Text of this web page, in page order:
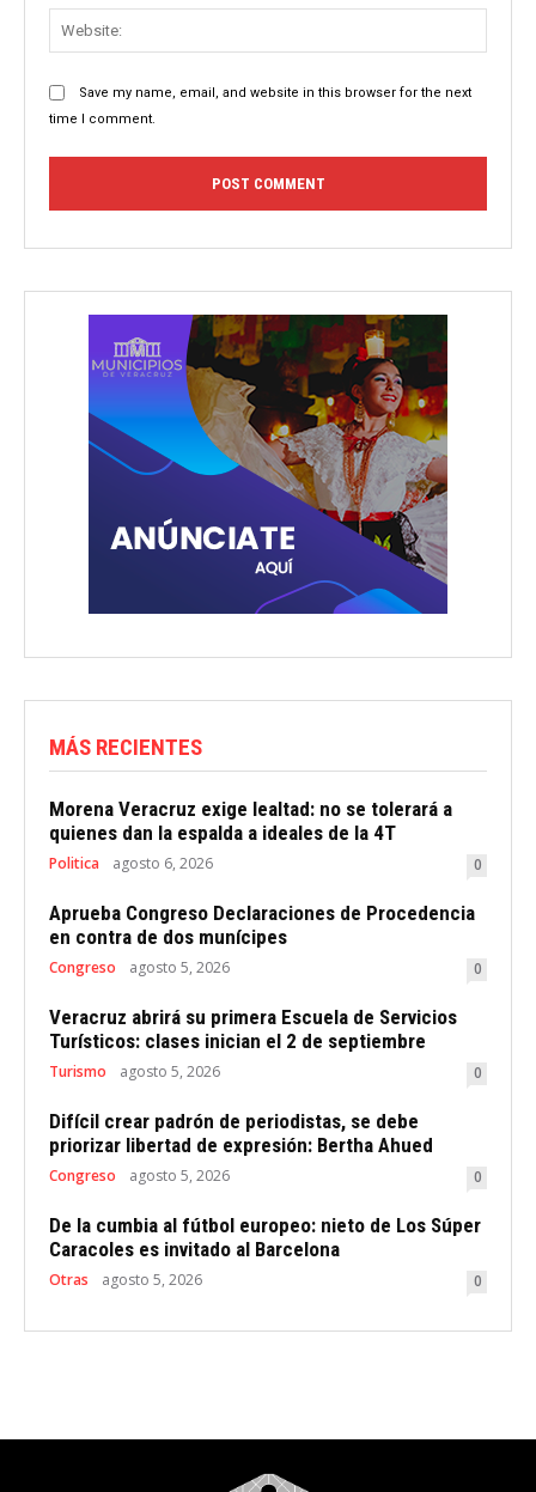
Save my name, email, and website in this browser for the next
time I comment.
MÁS RECIENTES
Morena Veracruz exige lealtad: no se tolerará a
quienes dan la espalda a ideales de la 4T
Politica agosto 6, 2026 0
Aprueba Congreso Declaraciones de Procedencia
en contra de dos munícipes
Congreso agosto 5, 2026 0
Veracruz abrirá su primera Escuela de Servicios
Turísticos: clases inician el 2 de septiembre
Turismo agosto 5, 2026 0
Difícil crear padrón de periodistas, se debe
priorizar libertad de expresión: Bertha Ahued
Congreso agosto 5, 2026 0
De la cumbia al fútbol europeo: nieto de Los Súper
Caracoles es invitado al Barcelona
Otras agosto 5, 2026 0